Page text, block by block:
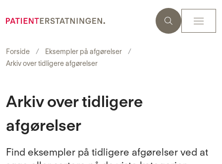
Forside
Eksempler på afgørelser
Arkiv over tidligere afgørelser
Arkiv over tidligere
afgørelser
Find eksempler på tidligere afgørelser ved at